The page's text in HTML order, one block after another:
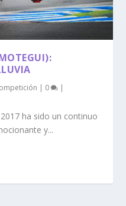
| 0 |
ha sido un continuo
y...